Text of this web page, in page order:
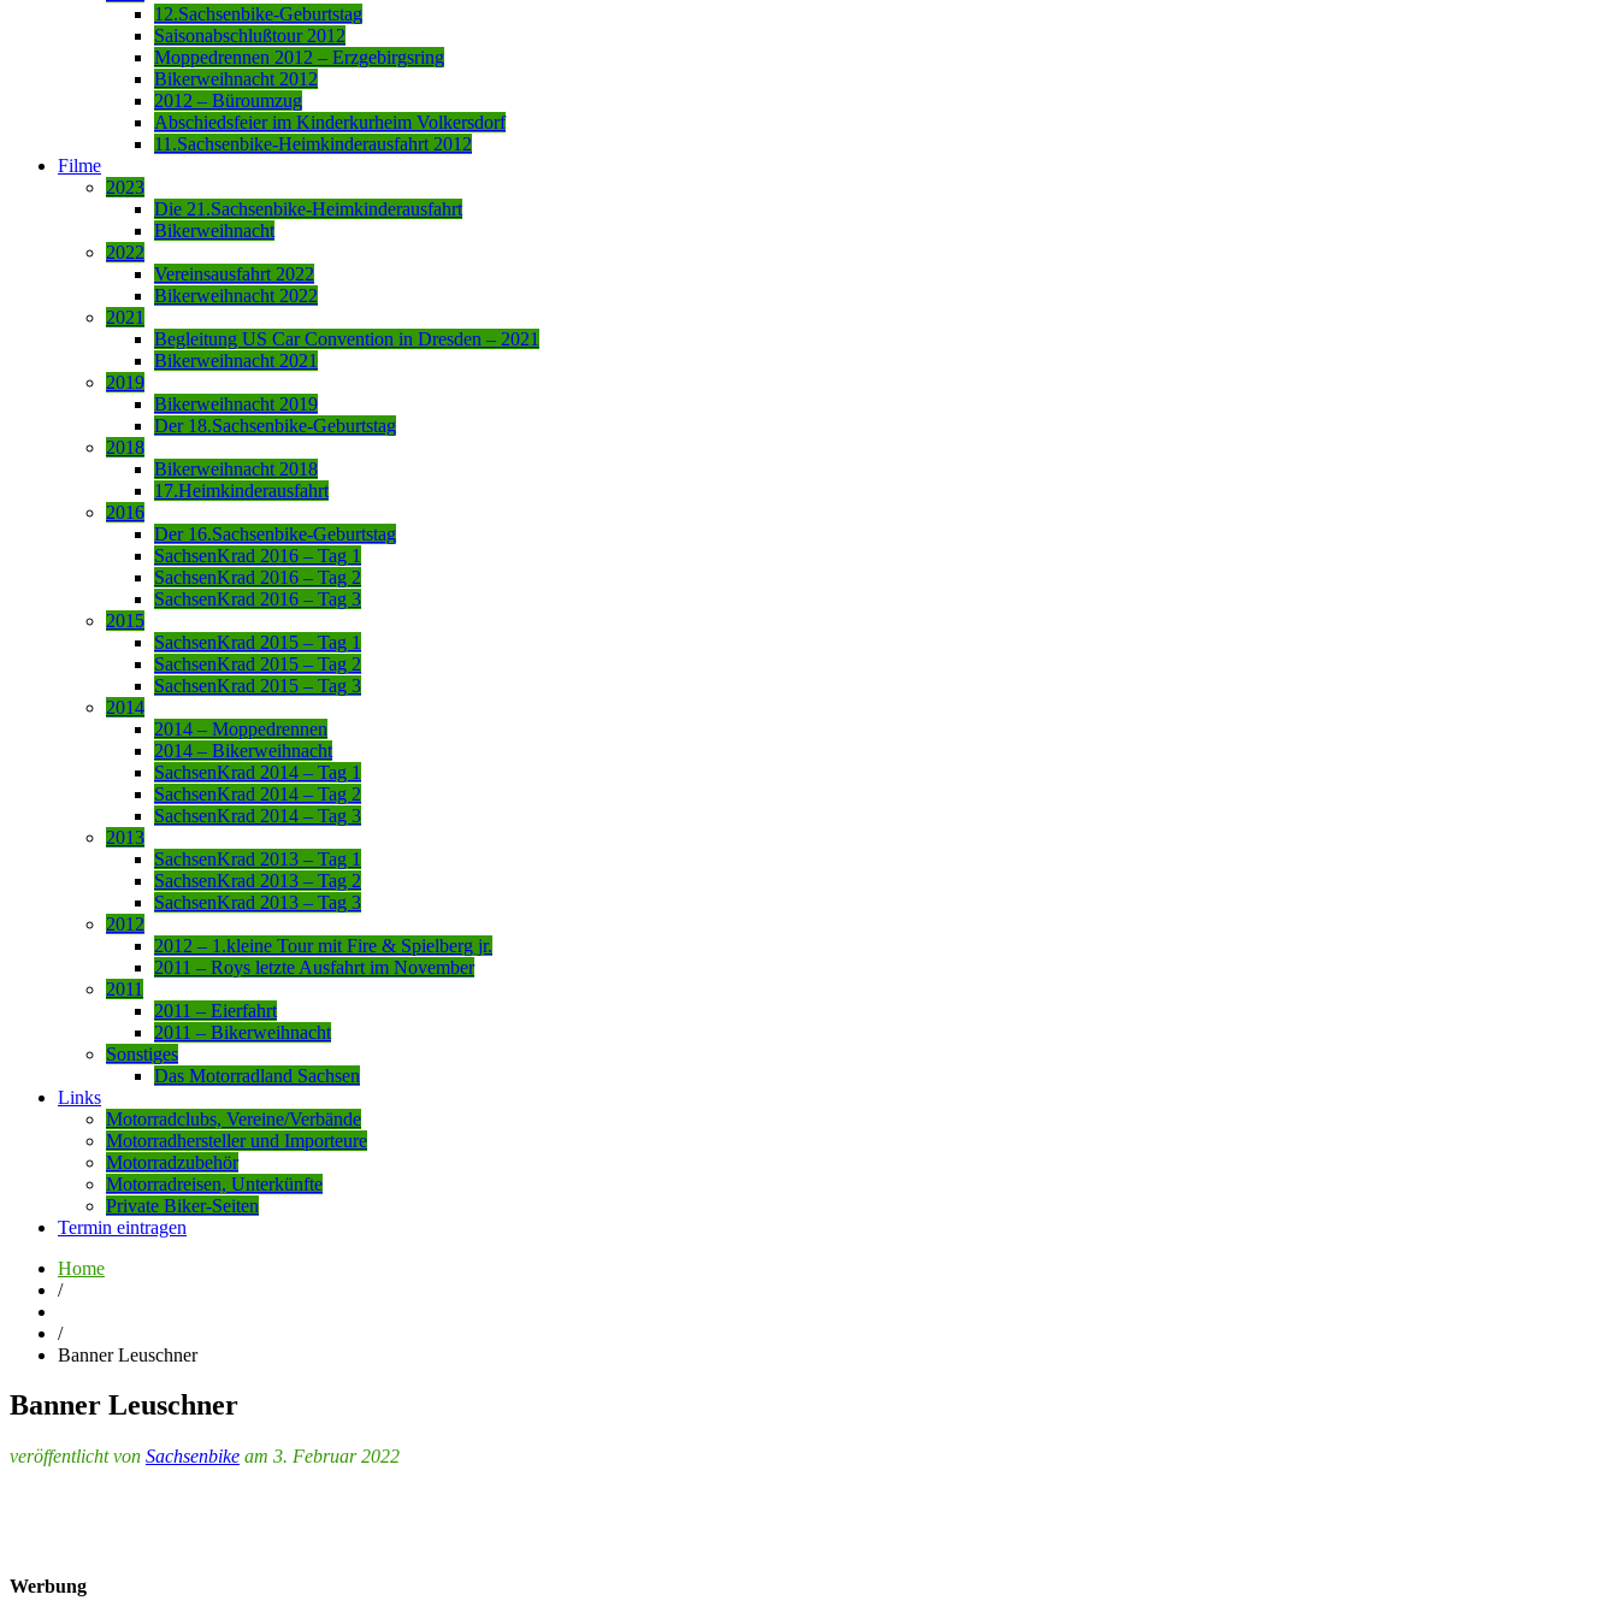
12.Sachsenbike-Geburtstag
Saisonabschlußtour 2012
Moppedrennen 2012 – Erzgebirgsring
Bikerweihnacht 2012
2012 – Büroumzug
Abschiedsfeier im Kinderkurheim Volkersdorf
11.Sachsenbike-Heimkinderausfahrt 2012
Filme
2023
Die 21.Sachsenbike-Heimkinderausfahrt
Bikerweihnacht
2022
Vereinsausfahrt 2022
Bikerweihnacht 2022
2021
Begleitung US Car Convention in Dresden – 2021
Bikerweihnacht 2021
2019
Bikerweihnacht 2019
Der 18.Sachsenbike-Geburtstag
2018
Bikerweihnacht 2018
17.Heimkinderausfahrt
2016
Der 16.Sachsenbike-Geburtstag
SachsenKrad 2016 – Tag 1
SachsenKrad 2016 – Tag 2
SachsenKrad 2016 – Tag 3
2015
SachsenKrad 2015 – Tag 1
SachsenKrad 2015 – Tag 2
SachsenKrad 2015 – Tag 3
2014
2014 – Moppedrennen
2014 – Bikerweihnacht
SachsenKrad 2014 – Tag 1
SachsenKrad 2014 – Tag 2
SachsenKrad 2014 – Tag 3
2013
SachsenKrad 2013 – Tag 1
SachsenKrad 2013 – Tag 2
SachsenKrad 2013 – Tag 3
2012
2012 – 1.kleine Tour mit Fire & Spielberg jr.
2011 – Roys letzte Ausfahrt im November
2011
2011 – Eierfahrt
2011 – Bikerweihnacht
Sonstiges
Das Motorradland Sachsen
Links
Motorradclubs, Vereine/Verbände
Motorradhersteller und Importeure
Motorradzubehör
Motorradreisen, Unterkünfte
Private Biker-Seiten
Termin eintragen
Home
/
/
Banner Leuschner
Banner Leuschner
veröffentlicht von Sachsenbike am 3. Februar 2022
Werbung